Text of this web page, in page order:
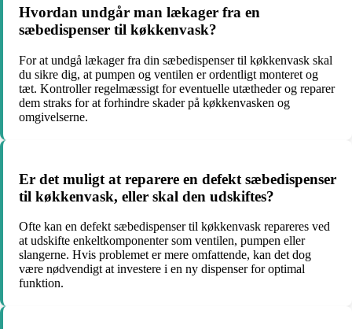
Hvordan undgår man lækager fra en
sæbedispenser til køkkenvask?
For at undgå lækager fra din sæbedispenser til køkkenvask skal
du sikre dig, at pumpen og ventilen er ordentligt monteret og
tæt. Kontroller regelmæssigt for eventuelle utætheder og reparer
dem straks for at forhindre skader på køkkenvasken og
omgivelserne.
Er det muligt at reparere en defekt sæbedispenser
til køkkenvask, eller skal den udskiftes?
Ofte kan en defekt sæbedispenser til køkkenvask repareres ved
at udskifte enkeltkomponenter som ventilen, pumpen eller
slangerne. Hvis problemet er mere omfattende, kan det dog
være nødvendigt at investere i en ny dispenser for optimal
funktion.